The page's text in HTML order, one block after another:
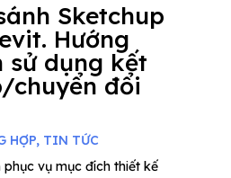
Sketchup
Hướng
sử dụng kết
chuyển đổi
HỢP, TIN TỨC
phục vụ mục đích thiết kế